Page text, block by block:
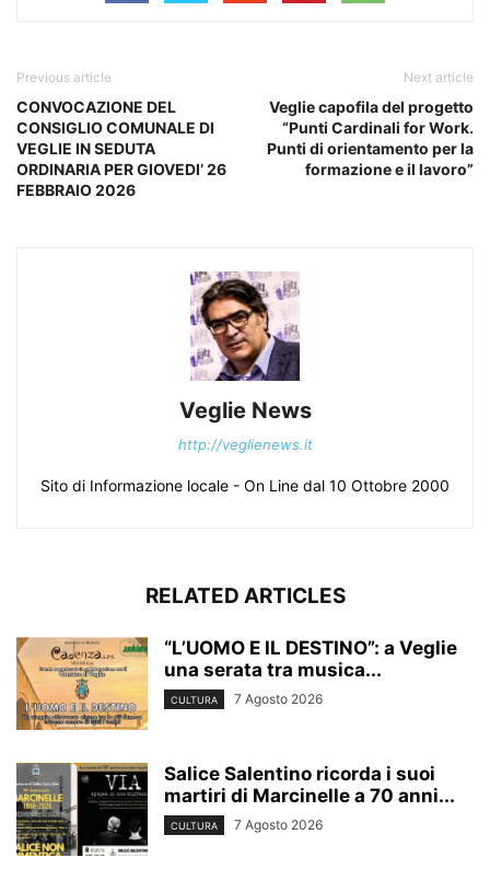
Previous article
CONVOCAZIONE DEL
CONSIGLIO COMUNALE DI
VEGLIE IN SEDUTA
ORDINARIA PER GIOVEDI’ 26
FEBBRAIO 2026
Next article
Veglie capofila del progetto
“Punti Cardinali for Work.
Punti di orientamento per la
formazione e il lavoro”
Veglie News
http://veglienews.it
Sito di Informazione locale - On Line dal 10 Ottobre 2000
RELATED ARTICLES
“L’UOMO E IL DESTINO”: a Veglie
una serata tra musica...
CULTURA 7 Agosto 2026
Salice Salentino ricorda i suoi
martiri di Marcinelle a 70 anni...
CULTURA 7 Agosto 2026